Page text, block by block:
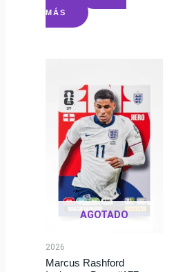
MÁS
AGOTADO
2026
Marcus Rashford